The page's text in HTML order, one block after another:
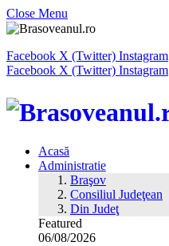
Close Menu
Facebook X (Twitter) Instagram
Facebook X (Twitter) Instagram
Acasă
Administratie
Braşov
Consiliul Judeţean
Din Judeţ
Featured
06/08/2026